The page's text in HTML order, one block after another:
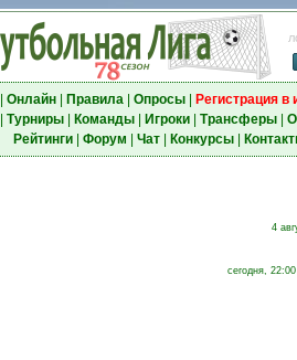
Онлайн| Правила| Опросы| Регистрация в
Турниры| Команды| Игроки| Трансферы|
Рейтинги| Форум Чат| Конкурсы|
4
сегодня,